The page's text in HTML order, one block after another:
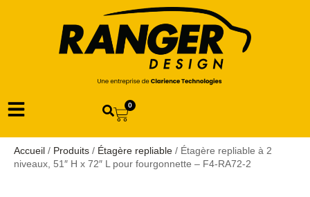
0
Accueil / Produits / Étagère repliable / Étagère repliable à 2
niveaux, 51″ H x 72″ L pour fourgonnette – F4-RA72-2